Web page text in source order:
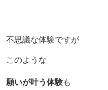
不思議な体験ですが
このような
願いが叶う体験も